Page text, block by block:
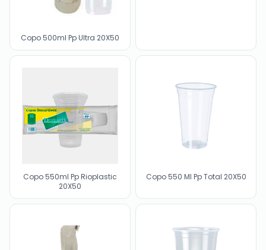
Copo 500ml Pp Ultra 20X50
Copo 550ml Pp Rioplastic
20X50
Copo 550 Ml Pp Total 20X50